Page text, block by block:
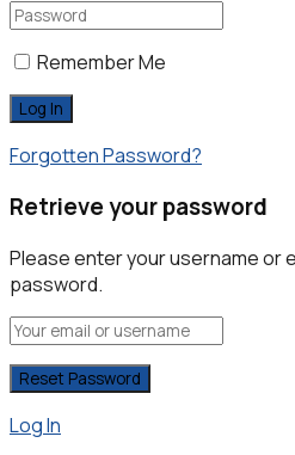
Remember Me
Forgotten Password?
Retrieve your password
Please enter your username or
password.
Log In